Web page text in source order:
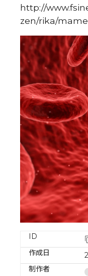
http://
zen/rika/
ID
作成日
制作者